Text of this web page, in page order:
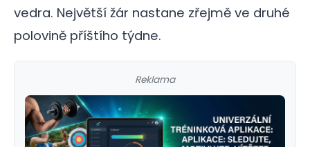
vedra. Největší žár nastane zřejmě ve druhé
polovině příštího týdne.
Reklama